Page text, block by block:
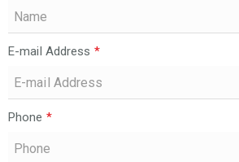
E-mail Address *
Phone *